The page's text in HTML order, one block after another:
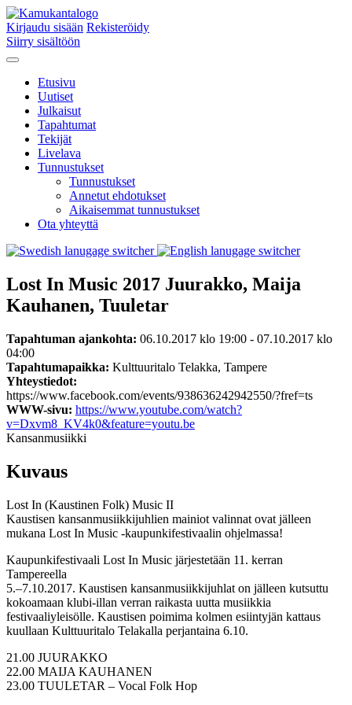
Kirjaudu sisään Rekisteröidy
Siirry sisältöön
Etusivu
Uutiset
Julkaisut
Tapahtumat
Tekijät
Livelava
Tunnustukset
Tunnustukset
Annetut ehdotukset
Aikaisemmat tunnustukset
Ota yhteyttä
Lost In Music 2017 Juurakko, Maija
Kauhanen, Tuuletar
Tapahtuman ajankohta: 06.10.2017 klo 19:00 - 07.10.2017 klo
04:00
Tapahtumapaikka: Kulttuuritalo Telakka, Tampere
Yhteystiedot:
https://www.facebook.com/events/938636242942550/?fref=ts
WWW-sivu: https://www.youtube.com/watch?
v=Dxvm8_KV4k0&feature=youtu.be
Kansanmusiikki
Kuvaus
Lost In (Kaustinen Folk) Music II
Kaustisen kansanmusiikkijuhlien mainiot valinnat ovat jälleen
mukana​ ​Lost In Music -kaupunkifestivaalin ohjelmassa!
Kaupunkifestivaali Lost In Music järjestetään 11. kerran
Tampereella
5.–7.10.2017. Kaustisen kansanmusiikkijuhlat on jälleen kutsuttu
kokoamaan klubi-illan verran raikasta uutta musiikkia
festivaaliyleisölle. Kaustisen poimima kolmen esiintyjän kattaus
kuullaan Kulttuuritalo Telakalla perjantaina 6.10.
21.00 JUURAKKO
22.00 MAIJA KAUHANEN
23.00 TUULETAR – Vocal Folk Hop